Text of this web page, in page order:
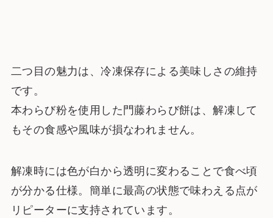
二つ目の魅力は、冷凍保存による美味しさの維持
です。
本わらび粉を使用した門藤わらび餅は、解凍して
もその食感や風味が損なわれません。
解凍時には色が白から透明に変わることで食べ頃
が分かる仕様。簡単に最高の状態で味わえる点が
リピーターに支持されています。